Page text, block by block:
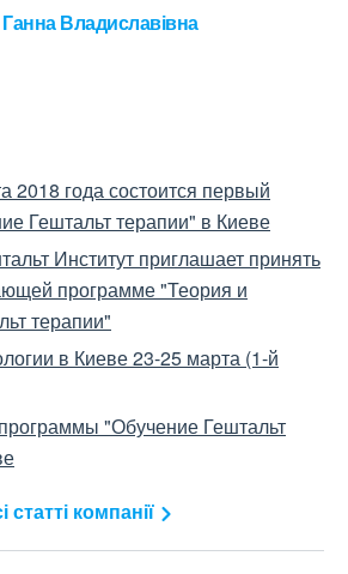
Владиславівна
2018 года состоится первый
Гештальт терапии" в Киеве
Институт приглашает принять
программе "Теория и
терапии"
в Киеве 23-25 марта (1-й
"Обучение Гештальт
статті компанії